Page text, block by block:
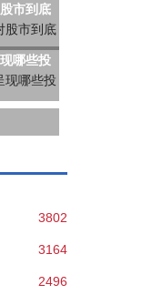
市到底
哪些投
3802
3164
2496